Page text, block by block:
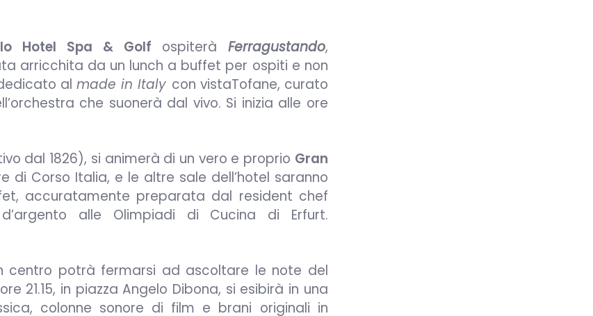
Hotel Spa & Golf ospiterà Ferragustando,
arricchita da un lunch a buffet per ospiti e non
almade in Italy con vistaTofane, curato
che suonerà dal vivo. Si inizia alle ore
dal 1826), si animerà di un vero e proprio Gran
di Corso Italia, e le altre sale dell’hotel saranno
accuratamente preparata dal resident chef
alle Olimpiadi di Cucina di Erfurt.
centro potrà fermarsi ad ascoltare le note del
21.15, in piazza Angelo Dibona, si esibirà in una
colonne sonore di film e brani originali in